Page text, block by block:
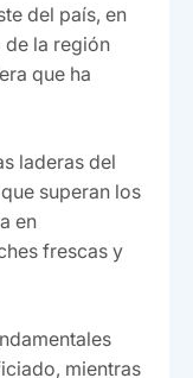
del país, en
de la región
que ha
laderas del
superan los
en
frescas y
mientras